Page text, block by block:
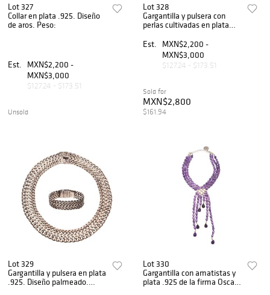
Lot 327
Collar en plata .925. Diseño
de aros. Peso:
Est.
MXN$2,200 -
MXN$3,000
$127.24 - $173.51
Unsold
Lot 328
Gargantilla y pulsera con
perlas cultivadas en plata
Est.
MXN$2,200 -
MXN$3,000
$127.24 - $173.51
Sold for
MXN$2,800
$161.94
Lot 329
Gargantilla y pulsera en plata
.925. Diseño palmeado.
Lot 330
Gargantilla con amatistas y
plata .925 de la firma Oscar